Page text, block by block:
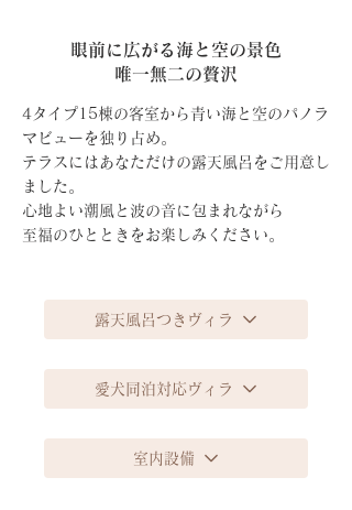
眼前に広がる海と空の景色
唯一無二の贅沢
4タイプ15棟の客室から青い海と空のパノラ
マビューを独り占め。
テラスにはあなただけの露天風呂をご用意し
ました。
心地よい潮風と波の音に包まれながら
至福のひとときをお楽しみください。
露天風呂つきヴィラ
愛犬同泊対応ヴィラ
室内設備